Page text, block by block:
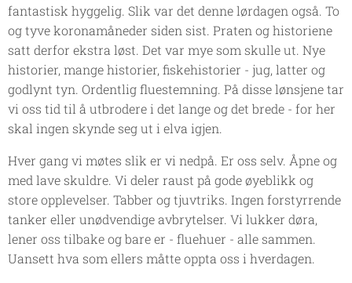
fantastisk hyggelig. Slik var det denne lørdagen også. To
og tyve koronamåneder siden sist. Praten og historiene
satt derfor ekstra løst. Det var mye som skulle ut. Nye
historier, mange historier, fiskehistorier - jug, latter og
godlynt tyn. Ordentlig fluestemning. På disse lønsjene tar
vi oss tid til å utbrodere i det lange og det brede - for her
skal ingen skynde seg ut i elva igjen.
Hver gang vi møtes slik er vi nedpå. Er oss selv. Åpne og
med lave skuldre. Vi deler raust på gode øyeblikk og
store opplevelser. Tabber og tjuvtriks. Ingen forstyrrende
tanker eller unødvendige avbrytelser. Vi lukker døra,
lener oss tilbake og bare er - fluehuer - alle sammen.
Uansett hva som ellers måtte oppta oss i hverdagen.